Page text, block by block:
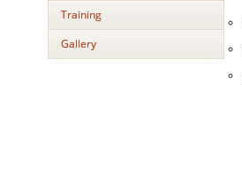
Training
Gallery